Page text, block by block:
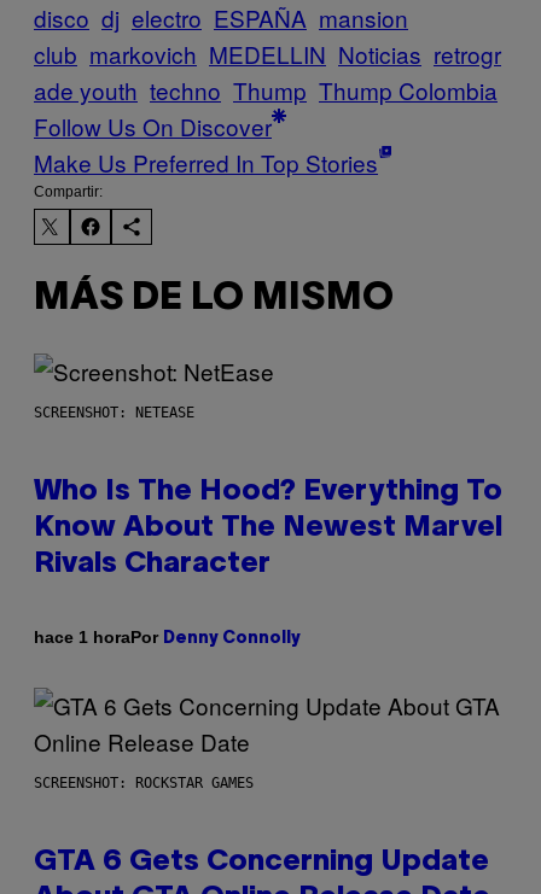
disco dj electro ESPAÑA mansion
club markovich MEDELLIN Noticias retrogr
ade youth techno Thump Thump Colombia
Follow Us On Discover
Make Us Preferred In Top Stories
Compartir:
MÁS DE LO MISMO
SCREENSHOT: NETEASE
Who Is The Hood? Everything To
Know About The Newest Marvel
Rivals Character
hace 1 horaPor Denny Connolly
SCREENSHOT: ROCKSTAR GAMES
GTA 6 Gets Concerning Update